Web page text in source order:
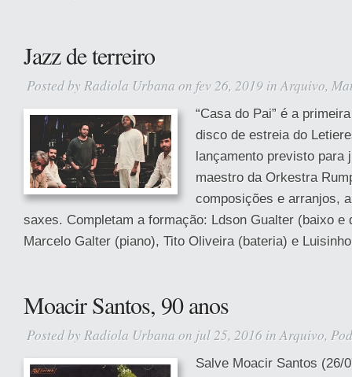
Jazz de terreiro
Posted by Radiola Urbana on fev 26, 2019 inArquivo,
“Casa do Pai” é a
disco de estreia do
lançamento previsto para
maestro da Orkestra
composições e arranjos,
saxes. Completam a formação: Ldson Gualter (baixo e
Marcelo Galter (piano), Tito Oliveira (bateria) e
Moacir Santos, 90 anos
Posted by Radiola Urbana on jul 25, 2016 inArquivo,
Salve Moacir Santos (26/